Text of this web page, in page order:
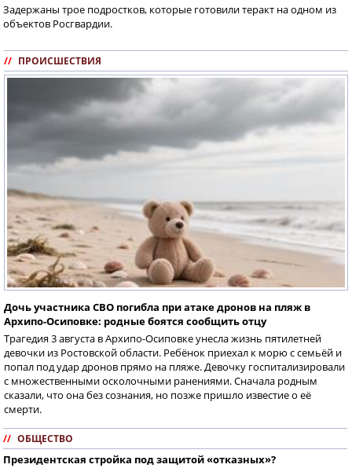
Задержаны трое подростков, которые готовили теракт на одном из
объектов Росгвардии.
// ПРОИСШЕСТВИЯ
Дочь участника СВО погибла при атаке дронов на пляж в
Архипо-Осиповке: родные боятся сообщить отцу
Трагедия 3 августа в Архипо-Осиповке унесла жизнь пятилетней
девочки из Ростовской области. Ребёнок приехал к морю с семьёй и
попал под удар дронов прямо на пляже. Девочку госпитализировали
с множественными осколочными ранениями. Сначала родным
сказали, что она без сознания, но позже пришло известие о её
смерти.
// ОБЩЕСТВО
Президентская стройка под защитой «отказных»?